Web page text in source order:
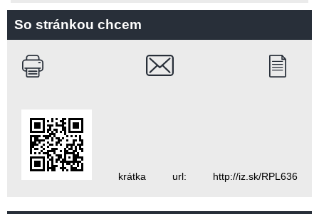
So stránkou chcem
krátka url: http://iz.sk/RPL636